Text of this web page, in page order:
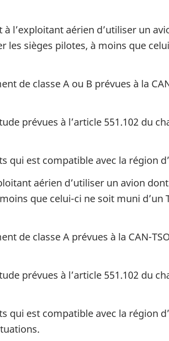
l’exploitant aérien d’utiliser un
sièges pilotes, à moins que
de classe A ou B prévues à la
prévues à l’article 551.102 du
qui est compatible avec la région
aérien d’utiliser un avion
que celui-ci ne soit muni d’un
de classe A prévues à la CAN-
prévues à l’article 551.102 du
qui est compatible avec la région